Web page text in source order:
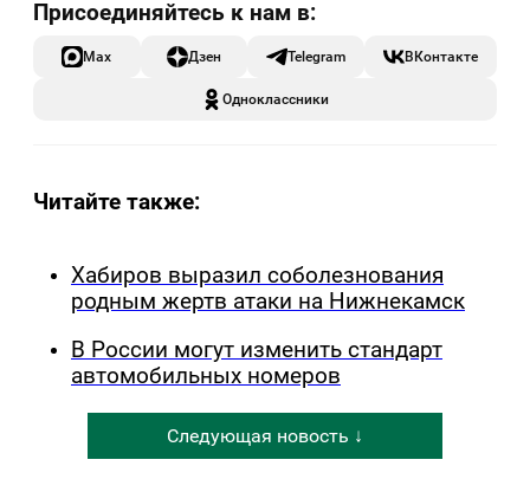
Max Дзен Telegram ВКонтакте
Одноклассники
Читайте также:
Хабиров выразил соболезнования
родным жертв атаки на Нижнекамск
В России могут изменить стандарт
автомобильных номеров
Следующая новость ↓